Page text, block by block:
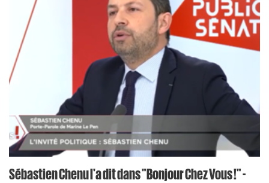
Sébastien Chenu l'a dit dans "Bonjour Chez Vous !" -